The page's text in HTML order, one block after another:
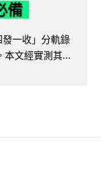
備
一收」分軌錄
文經實測其...